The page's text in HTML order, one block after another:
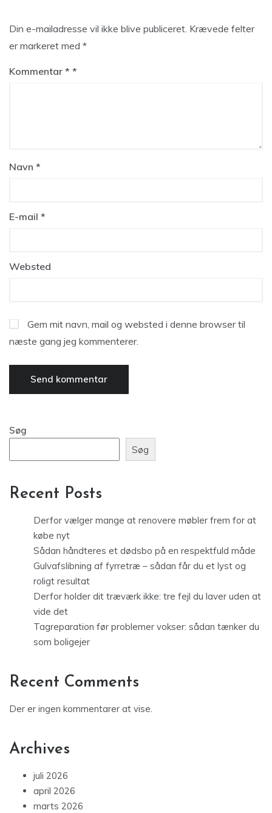
Din e-mailadresse vil ikke blive publiceret. Krævede felter
er markeret med *
Kommentar *
Navn *
E-mail *
Websted
Gem mit navn, mail og websted i denne browser til
næste gang jeg kommenterer.
Søg
Søg
Recent Posts
Derfor vælger mange at renovere møbler frem for at
købe nyt
Sådan håndteres et dødsbo på en respektfuld måde
Gulvafslibning af fyrretræ – sådan får du et lyst og
roligt resultat
Derfor holder dit træværk ikke: tre fejl du laver uden at
vide det
Tagreparation før problemer vokser: sådan tænker du
som boligejer
Recent Comments
Der er ingen kommentarer at vise.
Archives
juli 2026
april 2026
marts 2026